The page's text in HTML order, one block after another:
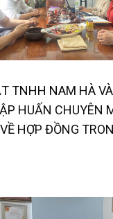
TNHH NAM HÀ
HUẤN CHUYÊN
HỢP ĐỒNG